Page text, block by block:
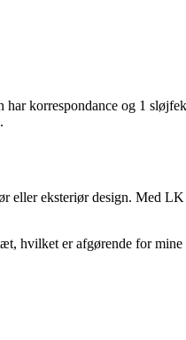
korrespondance og 1
eller eksteriør design. Med
hvilket er afgørende for mine